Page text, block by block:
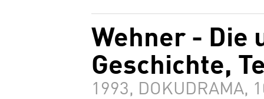
Wehner - Die
Geschichte,
1993, DOKUDRAMA,